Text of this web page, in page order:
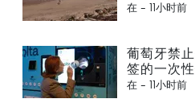
在 - 11小时前
葡萄牙禁
签的一次
在 - 11小时前